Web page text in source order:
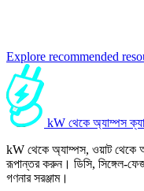
Explore recommended
kW থেকে অ্যাম্পস
kW থেকে অ্যাম্পস, ওয়াট থেকে
রূপান্তর করুন। ডিসি, সিঙ্গেল-
গণনার সরঞ্জাম।